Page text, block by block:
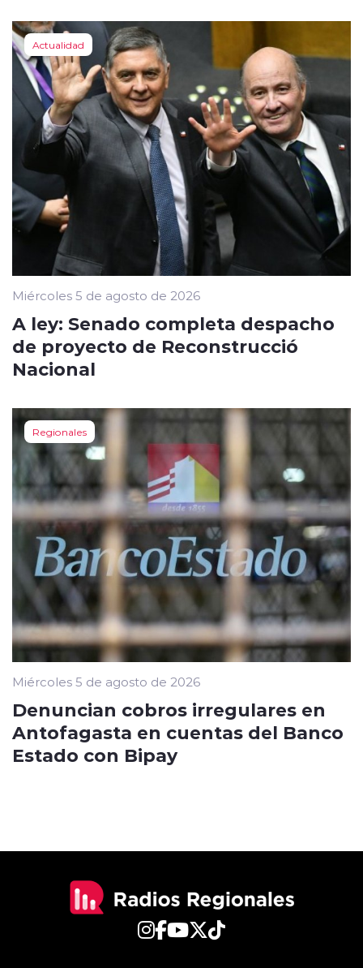
Actualidad
Miércoles 5 de agosto de 2026
A ley: Senado completa despacho
de proyecto de Reconstrucció
Nacional
Regionales
Miércoles 5 de agosto de 2026
Denuncian cobros irregulares en
Antofagasta en cuentas del Banco
Estado con Bipay